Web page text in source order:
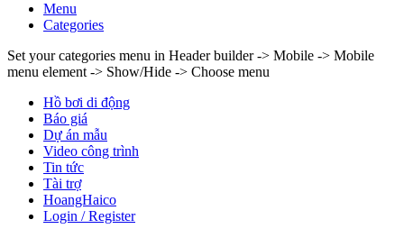
Menu
Categories
Set your categories menu in Header builder -> Mobile -> Mobile
menu element -> Show/Hide -> Choose menu
Hồ bơi di động
Báo giá
Dự án mẫu
Video công trình
Tin tức
Tài trợ
HoangHaico
Login / Register